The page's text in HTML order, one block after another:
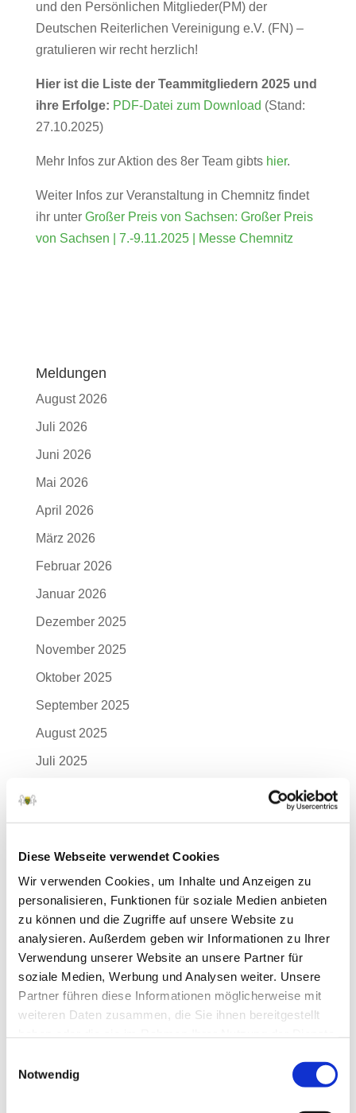
Diese Webseite verwendet Cookies
Wir verwenden Cookies, um Inhalte und Anzeigen zu
personalisieren, Funktionen für soziale Medien anbieten
zu können und die Zugriffe auf unsere Website zu
analysieren. Außerdem geben wir Informationen zu Ihrer
Verwendung unserer Website an unsere Partner für
soziale Medien, Werbung und Analysen weiter. Unsere
Partner führen diese Informationen möglicherweise mit
weiteren Daten zusammen, die Sie ihnen bereitgestellt
Notwendig
und den Persönlichen Mitglieder(PM) der
Deutschen Reiterlichen Vereinigung e.V. (FN) –
gratulieren wir recht herzlich!
Hier ist die Liste der Teammitgliedern 2025 und
ihre Erfolge: PDF-Datei zum Download (Stand:
27.10.2025)
Mehr Infos zur Aktion des 8er Team gibts hier.
Weiter Infos zur Veranstaltung in Chemnitz findet
ihr unter Großer Preis von Sachsen: Großer Preis
von Sachsen | 7.-9.11.2025 | Messe Chemnitz
Meldungen
August 2026
Juli 2026
Juni 2026
Mai 2026
April 2026
März 2026
Februar 2026
Januar 2026
Dezember 2025
November 2025
Oktober 2025
September 2025
August 2025
Juli 2025
Februar 2025
Januar 2025
Dezember 2024
November 2024
Oktober 2024
September 2024
August 2024